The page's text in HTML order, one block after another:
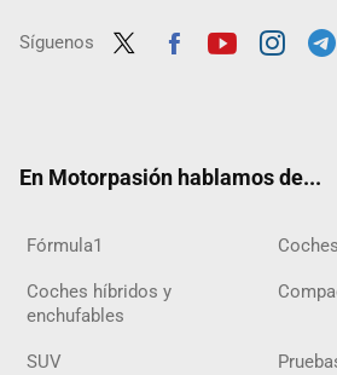
Síguenos
En Motorpasión hablamos de...
Fórmula1
Coches híbridos y
enchufables
SUV